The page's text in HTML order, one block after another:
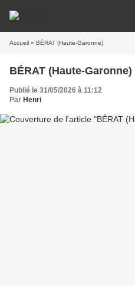
Accueil » BÉRAT (Haute-Garonne)
BÉRAT (Haute-Garonne)
Publié le 31/05/2026 à 11:12
Par Henri